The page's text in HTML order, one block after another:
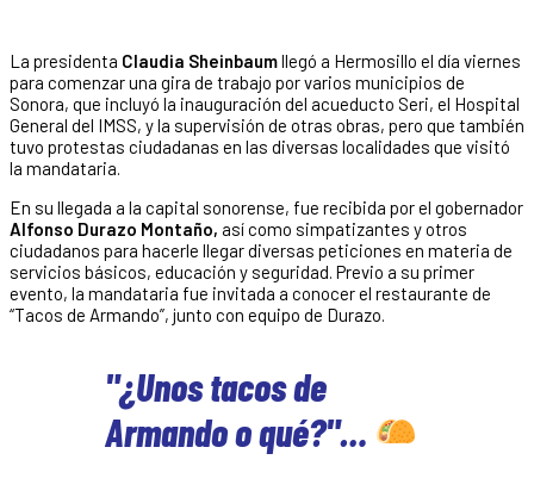
La presidenta Claudia Sheinbaumllegó a Hermosillo el día viernes
para comenzar una gira de trabajo por varios municipios de
Sonora, que incluyó la inauguración del acueducto Seri, el Hospital
General del IMSS, y la supervisión de otras obras, pero que también
tuvo protestas ciudadanas en las diversas localidades que visitó
la mandataria.
En su llegada a la capital sonorense, fue recibida por el gobernador
Alfonso Durazo Montaño, así como simpatizantes y otros
ciudadanos para hacerle llegar diversas peticiones en materia de
servicios básicos, educación y seguridad. Previo a su primer
evento, la mandataria fue invitada a conocer el restaurante de
“Tacos de Armando”, junto con equipo de Durazo.
"¿Unos tacos de
Armando o qué?"…